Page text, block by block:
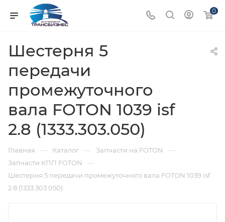
0
Шестерня 5
передачи
промежуточного
вала FOTON 1039 isf
2.8 (1333.303.050)
Главная — Каталог — Запчасти на FOTON —
Запчасти КПП FOTON —
Шестерня 5 передачи промежуточного вала FOTON 1039 isf
2.8 (1333.303.050)